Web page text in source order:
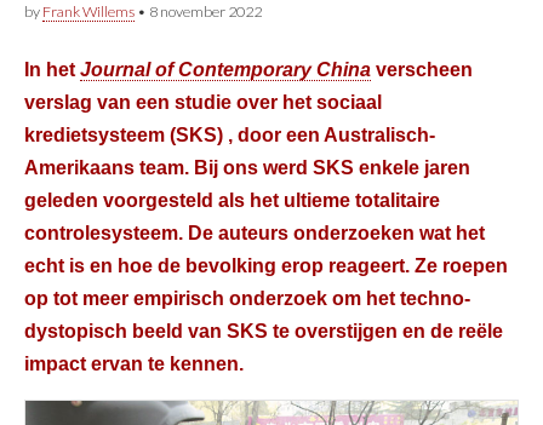
by Frank Willems • 8 november 2022
In het Journal of Contemporary China verscheen
verslag van een studie over het sociaal
kredietsysteem (SKS) , door een Australisch-
Amerikaans team. Bij ons werd SKS enkele jaren
geleden voorgesteld als het ultieme totalitaire
controlesysteem. De auteurs onderzoeken wat het
echt is en hoe de bevolking erop reageert. Ze roepen
op tot meer empirisch onderzoek om het techno-
dystopisch beeld van SKS te overstijgen en de reële
impact ervan te kennen.